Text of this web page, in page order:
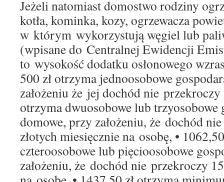
Jeżeli natomiast domostwo rodziny
kotła, kominka, kozy, ogrzewacza
w którym wykorzystują węgiel lub
(wpisane do Centralnej Ewidencji
to wysokość dodatku osłonowego
500 zł otrzyma jednoosobowe
założeniu że jej dochód nie przekroczy
otrzyma dwuosobowe lub trzyosobowe
domowe, przy założeniu, że dochód
złotych miesięcznie na osobę, •
czteroosobowe lub pięcioosobowe
założeniu, że dochód nie przekroczy